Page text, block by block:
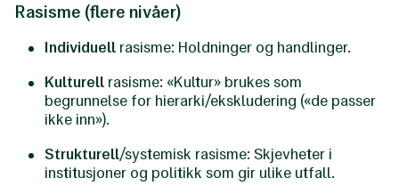
Rasisme (flere nivåer)
Individuellrasisme: Holdninger og handlinger.
Kulturellrasisme: «Kultur» brukes som
begrunnelse for hierarki/ekskludering («de passer
ikke inn»).
Strukturell/systemisk rasisme: Skjevheter i
institusjoner og politikk som gir ulike utfall.